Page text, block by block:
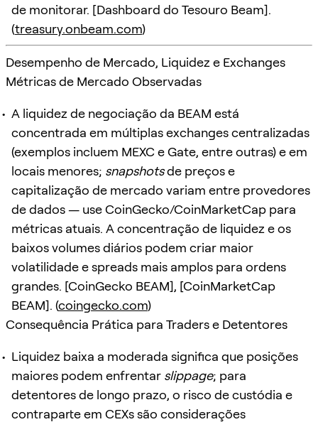
de monitorar. [Dashboard do Tesouro Beam].
(treasury.onbeam.com)
Desempenho de Mercado, Liquidez e Exchanges
Métricas de Mercado Observadas
A liquidez de negociação da BEAM está
concentrada em múltiplas exchanges centralizadas
(exemplos incluem MEXC e Gate, entre outras) e em
locais menores; snapshotsde preços e
capitalização de mercado variam entre provedores
de dados — use CoinGecko/CoinMarketCap para
métricas atuais. A concentração de liquidez e os
baixos volumes diários podem criar maior
volatilidade e spreads mais amplos para ordens
grandes. [CoinGecko BEAM], [CoinMarketCap
BEAM]. (coingecko.com)
Consequência Prática para Traders e Detentores
Liquidez baixa a moderada significa que posições
maiores podem enfrentar slippage; para
detentores de longo prazo, o risco de custódia e
contraparte em CEXs são considerações